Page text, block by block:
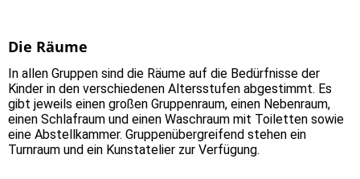
Die Räume
In allen Gruppen sind die Räume auf die Bedürfnisse der
Kinder in den verschiedenen Altersstufen abgestimmt. Es
gibt jeweils einen großen Gruppenraum, einen Nebenraum,
einen Schlafraum und einen Waschraum mit Toiletten sowie
eine Abstellkammer. Gruppenübergreifend stehen ein
Turnraum und ein Kunstatelier zur Verfügung.